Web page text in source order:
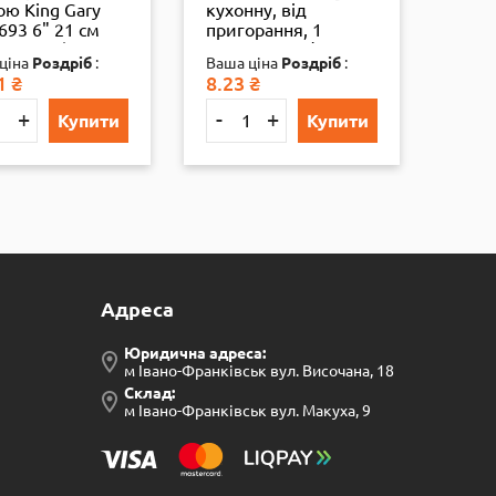
King Gary
6" 21 см
мм), бл.,
Роздріб :
₴
+ Купити
кухонну, від
пригорання, 1
конфорка, 1/1000
Ваша ціна Роздріб :
8.23 ₴
- + Купити
Адреса
Юридична адреса:
м Івано-Франківськ вул. Височана, 18
Склад:
м Івано-Франківськ вул. Макуха, 9